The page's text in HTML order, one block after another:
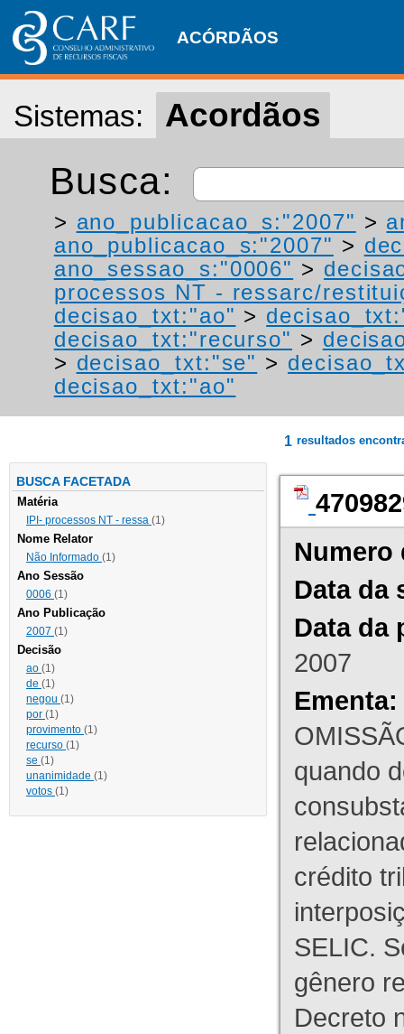
ACÓRDÃOS
Sistemas: Acordãos
Busca:
> ano_publicacao_s:"2007" >
ano_publicacao_s:"2007" >
ano_sessao_s:"0006" >
processos NT - ressarc/
decisao_txt:"ao" >
decisao_txt:"recurso" >
> decisao_txt:"se" >
decisao_txt:"ao"
BUSCA FACETADA
Matéria
IPI- processos NT - ressa (1)
Nome Relator
Não Informado (1)
Ano Sessão
0006 (1)
Ano Publicação
2007 (1)
Decisão
ao (1)
de (1)
negou (1)
por (1)
provimento (1)
recurso (1)
se (1)
unanimidade (1)
votos (1)
1 resultados
Numero
Data da
Data da
2007
Ementa:
quando
crédito
SELIC.
gênero
Decreto